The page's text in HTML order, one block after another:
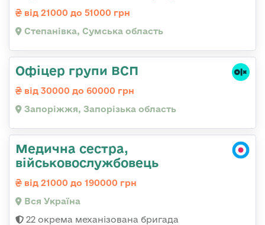
від 21000 до 51000 грн
Степанівка, Сумська область
Офіцер групи ВСП
від 30000 до 60000 грн
Запоріжжя, Запорізька область
Медична сестра,
військовослужбовець
від 21000 до 190000 грн
Вся Україна
22 окрема механізована бригада